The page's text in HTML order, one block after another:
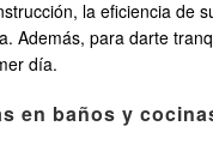
la eficiencia
Además, para darte
día.
en baños y